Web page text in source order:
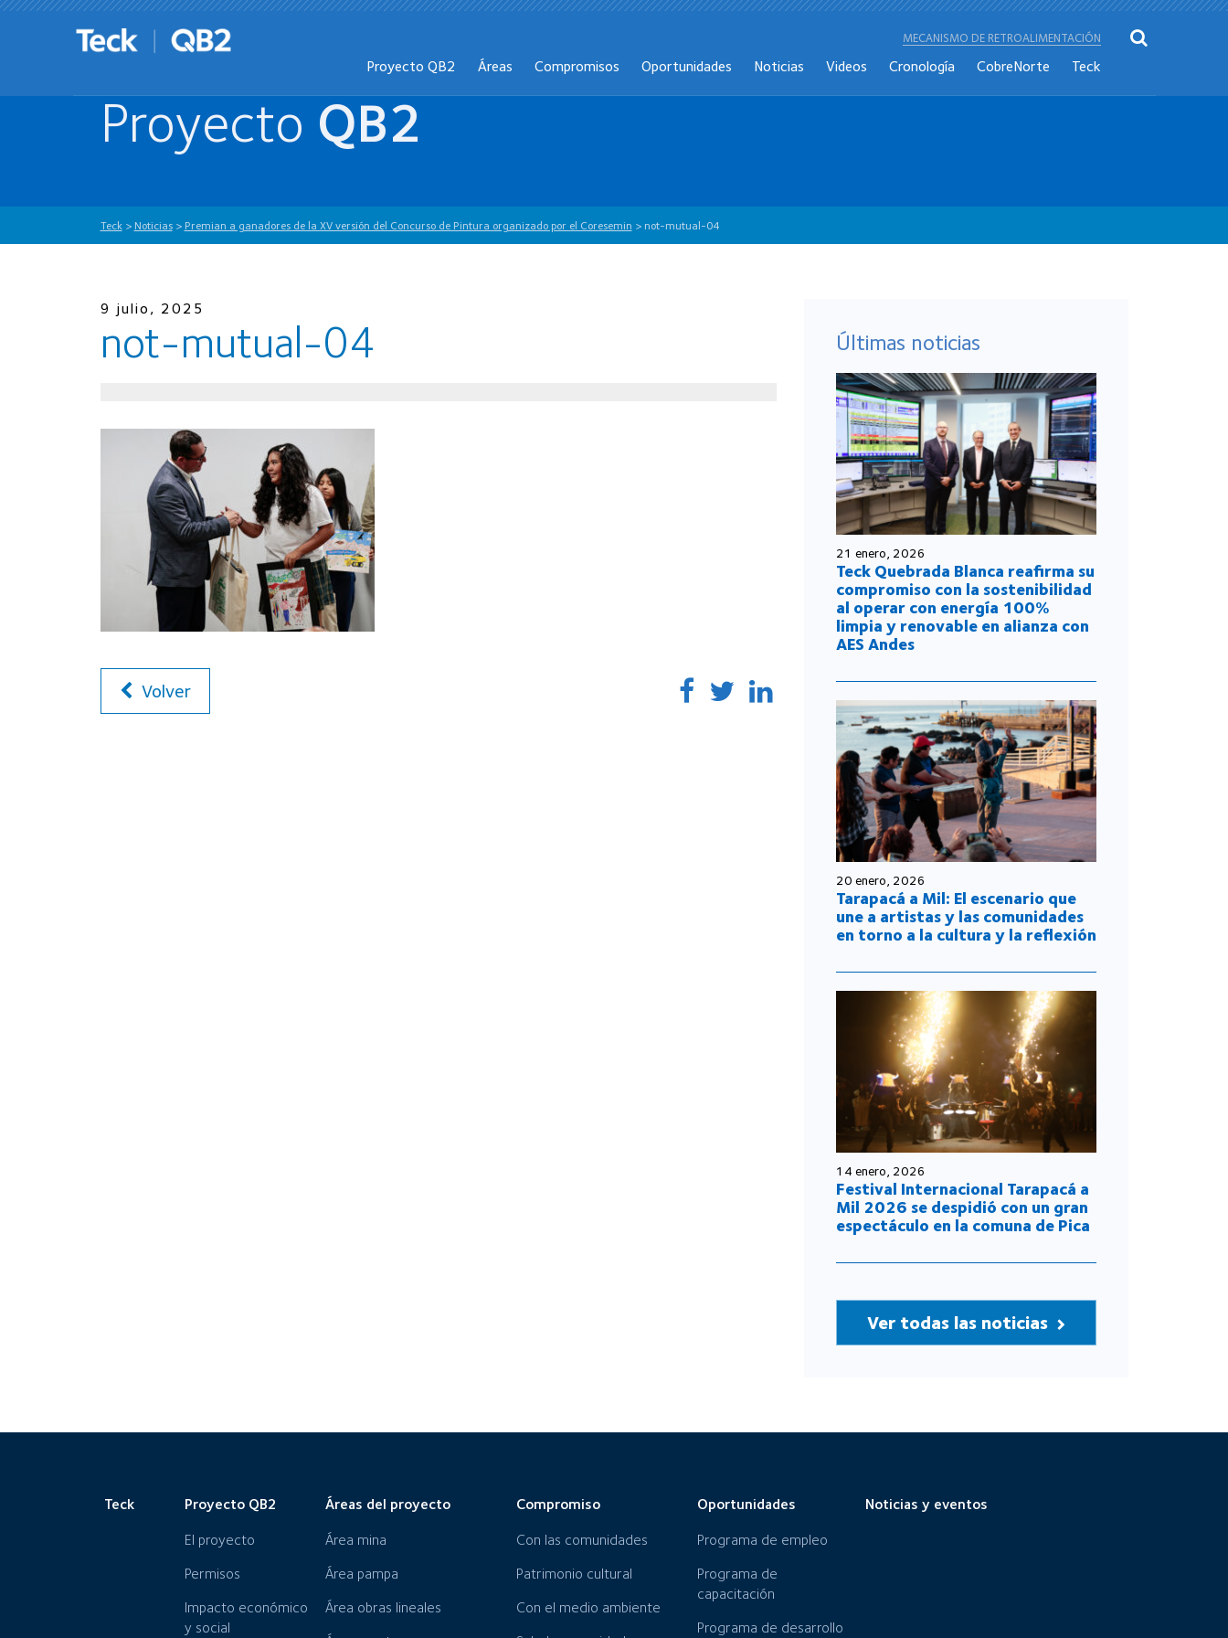
MECANISMO DE RETROALIMENTACIÓN
Proyecto QB2 Áreas Compromisos Oportunidades Noticias Videos Cronología CobreNorte Teck
Proyecto QB2
Teck> Noticias> Premian a ganadores de la XV versión del Concurso de Pintura organizado por el Coresemin > not-mutual-04
9 julio, 2025
not-mutual-04
Volver
Últimas noticias
21 enero, 2026
Teck Quebrada Blanca reafirma su
compromiso con la sostenibilidad
al operar con energía 100%
limpia y renovable en alianza con
AES Andes
20 enero, 2026
Tarapacá a Mil: El escenario que
une a artistas y las comunidades
en torno a la cultura y la reflexión
14 enero, 2026
Festival Internacional Tarapacá a
Mil 2026 se despidió con un gran
espectáculo en la comuna de Pica
Ver todas las noticias
Teck Proyecto QB2
El proyecto
Permisos
Impacto económico
y social
Áreas del proyecto
Área mina
Área pampa
Área obras lineales
Compromiso
Con las comunidades
Patrimonio cultural
Con el medio ambiente
Oportunidades
Programa de empleo
Programa de
capacitación
Programa de desarrollo
Noticias y eventos